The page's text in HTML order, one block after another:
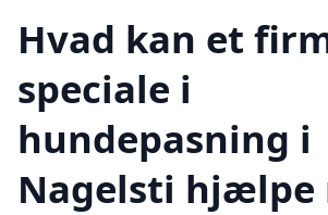
Hvad kan et
speciale i
hundepasning i
Nagelsti hjælpe